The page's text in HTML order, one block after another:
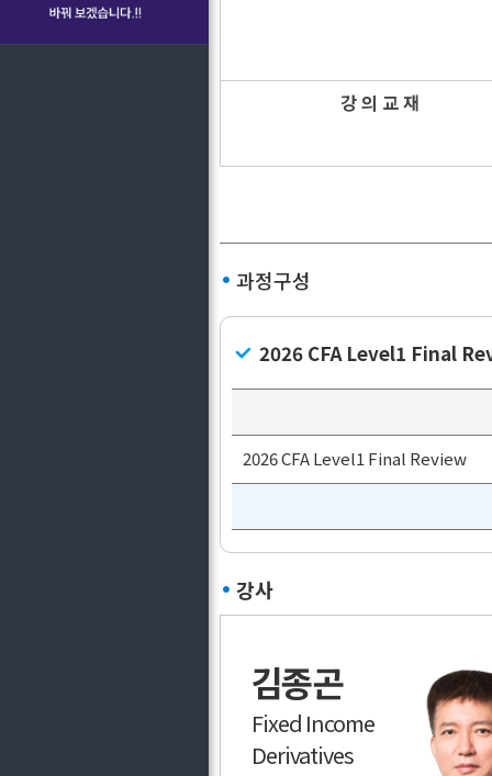
강 의 교 재
과정구성
2026 CFA Level1 Final
2026 CFA Level1 Final Review
강사
김종곤
Fixed Income
Derivatives